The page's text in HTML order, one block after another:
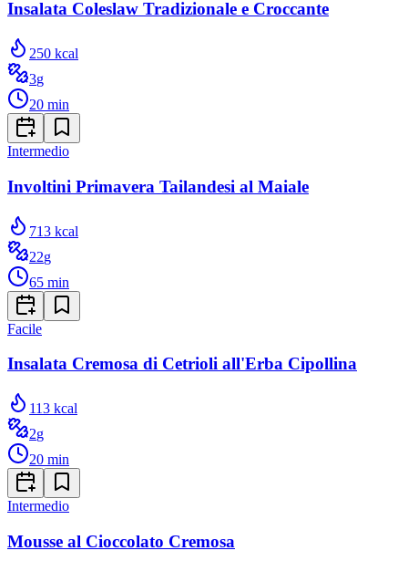
Insalata Coleslaw Tradizionale e Croccante
250 kcal
3g
20 min
Intermedio
Involtini Primavera Tailandesi al Maiale
713 kcal
22g
65 min
Facile
Insalata Cremosa di Cetrioli all'Erba Cipollina
113 kcal
2g
20 min
Intermedio
Mousse al Cioccolato Cremosa